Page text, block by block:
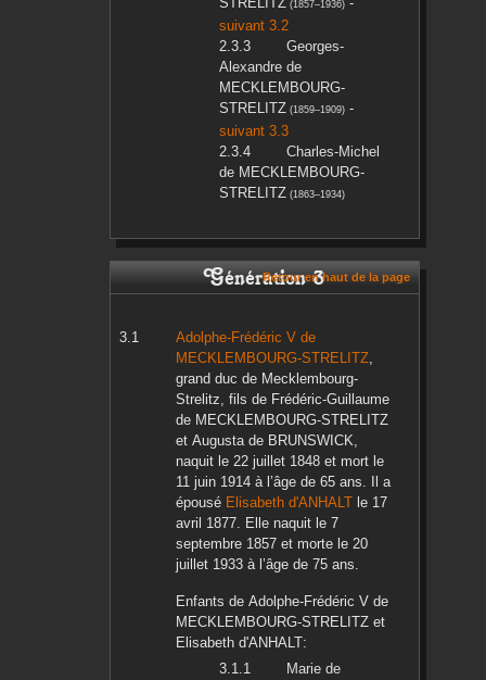
(1857–1936)
suivant 3.2
Georges-
Alexandrede
MECKLEMBOURG-
STRELITZ(1859–1909)-
suivant 3.3
Charles-Michel
de MECKLEMBOURG-
STRELITZ(1863–1934)
Génération 3Retour en haut de la page
Adolphe-Frédéric Vde
MECKLEMBOURG-STRELITZ,
grand duc de Mecklembourg-
Strelitz, fils de Frédéric-Guillaume
de MECKLEMBOURG-STRELITZ
et Augustade BRUNSWICK,
naquit le 22 juillet 1848et mort le
11 juin 1914à l’âge de 65 ans. Il a
épousé Elisabethd'ANHALTle 17
avril 1877. Elle naquit le 7
septembre 1857et morte le 20
juillet 1933à l’âge de 75 ans.
Enfants de Adolphe-Frédéric Vde
MECKLEMBOURG-STRELITZet
Elisabethd'ANHALT:
Mariede